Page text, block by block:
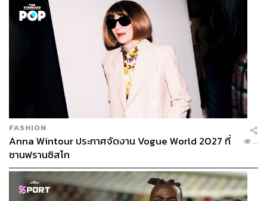
FASHION
Anna Wintour ประกาศจัดงาน Vogue World 2027 ที่
ซานฟรานซิสโก
...